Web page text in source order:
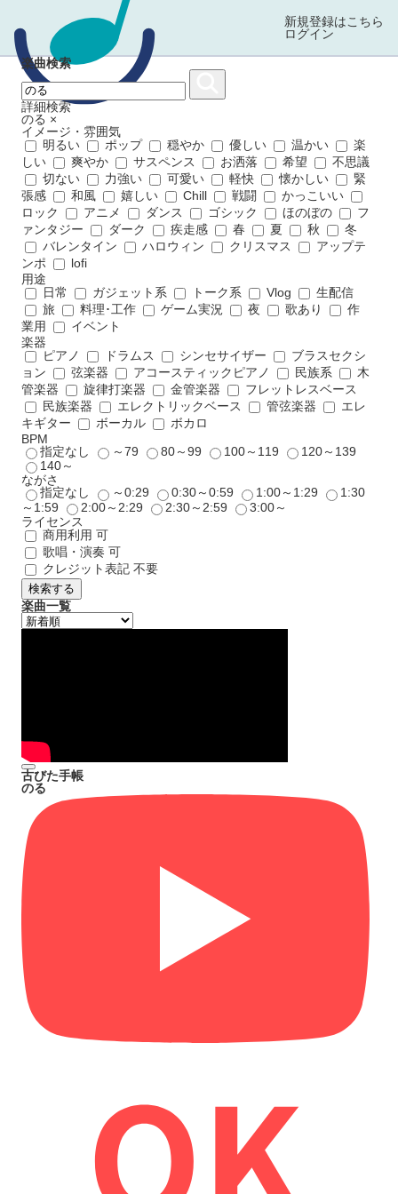
新規登録はこちら
ログイン
楽曲検索
詳細検索
のる ×
イメージ・雰囲気
明るい
ポップ 穏やか 優しい 温かい
楽
しい
爽やか サスペンス お洒落 希望
不思議
切ない
力強い 可愛い 軽快 懐かしい
緊
張感
和風 嬉しい Chill 戦闘
かっこいい
ロック
アニメ ダンス ゴシック ほのぼの
フ
ァンタジー
ダーク 疾走感 春 夏 秋
冬
バレンタイン
ハロウィン クリスマス
アップテ
ンポ
lofi
用途
日常
ガジェット系 トーク系 Vlog
生配信
旅
料理･工作 ゲーム実況 夜 歌あり
作
業用
イベント
楽器
ピアノ
ドラムス シンセサイザー
ブラスセクシ
ョン
弦楽器 アコースティックピアノ 民族系
木
管楽器
旋律打楽器 金管楽器
フレットレスベース
民族楽器
エレクトリックベース 管弦楽器
エレ
キギター
ボーカル
ボカロ
BPM
指定なし
～79 80～99 100～119
120～139
140～
ながさ
指定なし
～0:29 0:30～0:59 1:00～1:29
1:30
～1:59
2:00～2:29 2:30～2:59
3:00～
ライセンス
商用利用 可
歌唱・演奏 可
クレジット表記 不要
検索する
楽曲一覧
古びた手帳
のる